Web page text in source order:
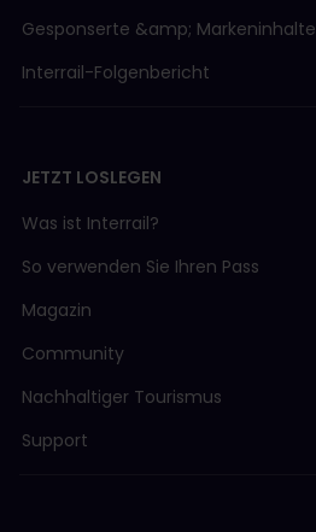
Gesponserte &amp; Markeninhalte
Interrail-Folgenbericht
JETZT LOSLEGEN
Was ist Interrail?
So verwenden Sie Ihren Pass
Magazin
Community
Nachhaltiger Tourismus
Support